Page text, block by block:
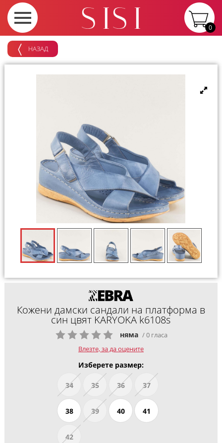
0
НАЗАД
Кожени дамски сандали на платформа в
син цвят KARYOKA k6108s
няма / 0 гласа
Влезте, за да оцените
Изберете размер:
34 35 36 37
38 39 40 41
42